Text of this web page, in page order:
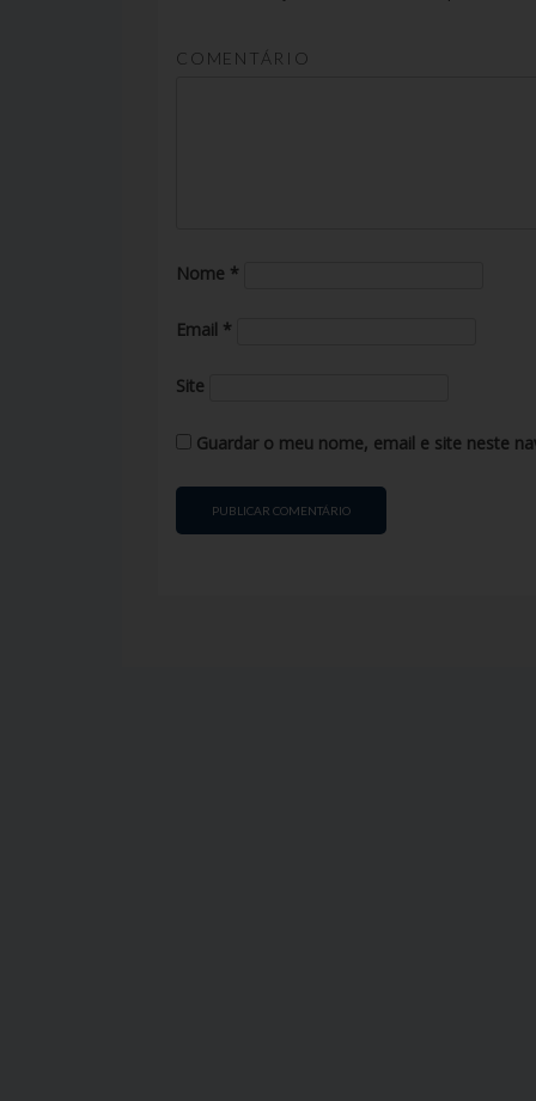
COMENTÁRIO
Nome *
Email *
Site
Guardar o meu nome, email e site neste